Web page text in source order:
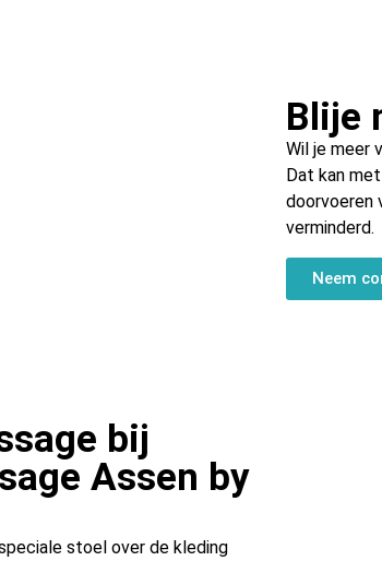
Blije
Wil je meer
Dat kan
doorvoeren
verminderd.
Neem
bij
Assen by
stoel over de kleding